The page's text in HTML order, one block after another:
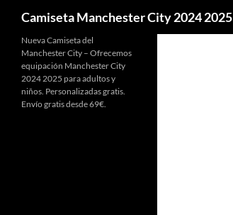
Camiseta Manchester City 2024 2025
Nueva Camiseta del
Manchester City – Ofrecemos
equipación Manchester City
2024 2025 para adultos y
niños. Personalizadas gratis.
Envío gratis desde 69€.